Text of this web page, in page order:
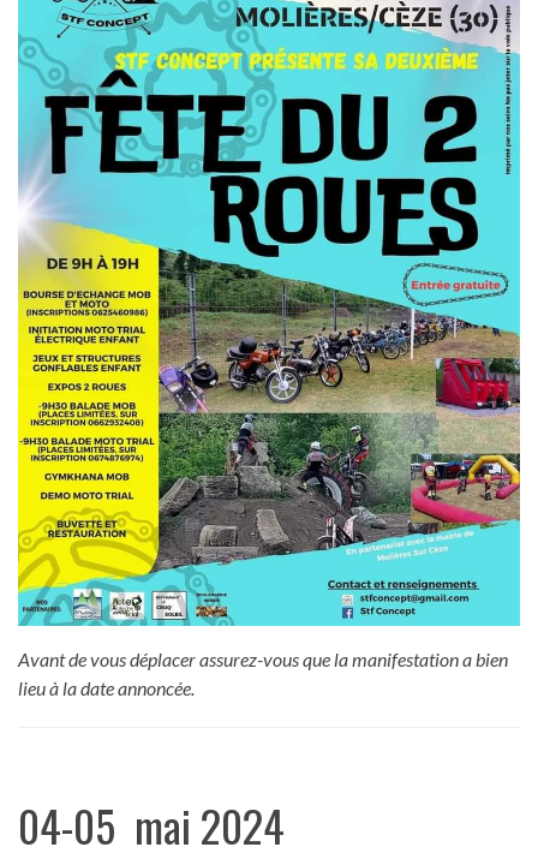
Avant de vous déplacer assurez-vous que la manifestation a bien
lieu à la date annoncée.
04-05 mai 2024